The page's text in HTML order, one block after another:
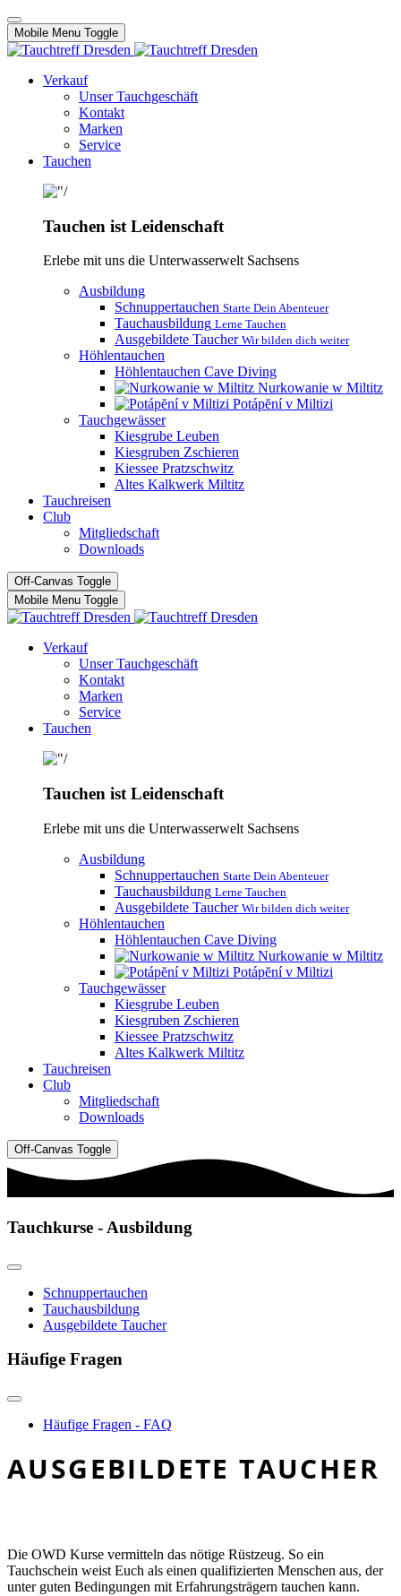
Mobile Menu Toggle
Verkauf
Unser Tauchgeschäft
Kontakt
Marken
Service
Tauchen
Tauchen ist Leidenschaft
Erlebe mit uns die Unterwasserwelt Sachsens
Ausbildung
Schnuppertauchen Starte Dein Abenteuer
Tauchausbildung Lerne Tauchen
Ausgebildete Taucher Wir bilden dich weiter
Höhlentauchen
Höhlentauchen Cave Diving
Nurkowanie w Miltitz
Potápĕní v Miltizi
Tauchgewässer
Kiesgrube Leuben
Kiesgruben Zschieren
Kiessee Pratzschwitz
Altes Kalkwerk Miltitz
Tauchreisen
Club
Mitgliedschaft
Downloads
Off-Canvas Toggle
Mobile Menu Toggle
Verkauf
Unser Tauchgeschäft
Kontakt
Marken
Service
Tauchen
Tauchen ist Leidenschaft
Erlebe mit uns die Unterwasserwelt Sachsens
Ausbildung
Schnuppertauchen Starte Dein Abenteuer
Tauchausbildung Lerne Tauchen
Ausgebildete Taucher Wir bilden dich weiter
Höhlentauchen
Höhlentauchen Cave Diving
Nurkowanie w Miltitz
Potápĕní v Miltizi
Tauchgewässer
Kiesgrube Leuben
Kiesgruben Zschieren
Kiessee Pratzschwitz
Altes Kalkwerk Miltitz
Tauchreisen
Club
Mitgliedschaft
Downloads
Off-Canvas Toggle
Tauchkurse - Ausbildung
Schnuppertauchen
Tauchausbildung
Ausgebildete Taucher
Häufige Fragen
Häufige Fragen - FAQ
AUSGEBILDETE TAUCHER
Die OWD Kurse vermitteln das nötige Rüstzeug. So ein
Tauchschein weist Euch als einen qualifizierten Menschen aus, der
unter guten Bedingungen mit Erfahrungsträgern tauchen kann.